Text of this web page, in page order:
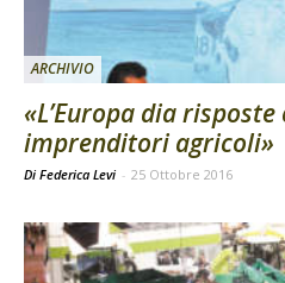
ARCHIVIO
«L’Europa dia
imprenditori agricoli»
Di Federica Levi - 25 Ottobre 2016